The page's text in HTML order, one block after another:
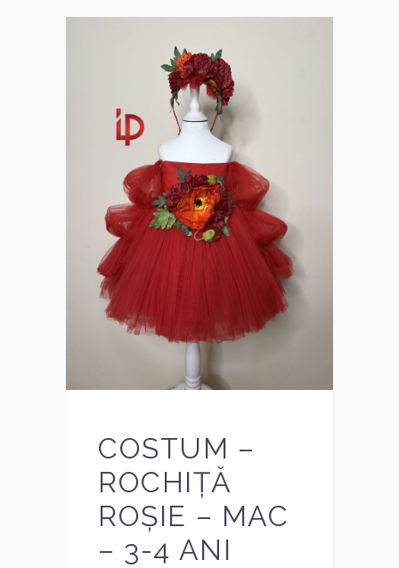
COSTUM –
ROCHIȚĂ
ROȘIE – MAC
– 3-4 ANI